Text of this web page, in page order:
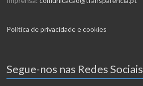
Política de privacidade e cookies
Segue-nos nas Redes Sociais